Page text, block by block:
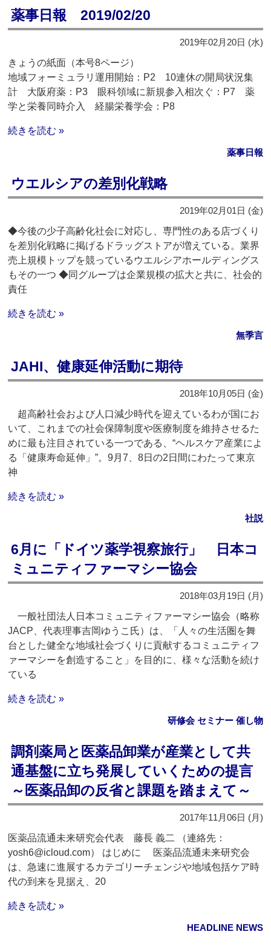
薬事日報 2019/02/20
2019年02月20日 (水)
きょうの紙面（本号8ページ）
地域フォーミュラリ運用開始：P2 10連休の開局状況集
計 大阪府薬：P3 眼科領域に新規参入相次ぐ：P7 薬
学と栄養同時介入 経腸栄養学会：P8
続きを読む »
薬事日報
ウエルシアの差別化戦略
2019年02月01日 (金)
◆今後の少子高齢化社会に対応し、専門性のある店づくり
を差別化戦略に掲げるドラッグストアが増えている。業界
売上規模トップを競っているウエルシアホールディングス
もその一つ ◆同グループは企業規模の拡大と共に、社会的
責任
続きを読む »
無季言
JAHI、健康延伸活動に期待
2018年10月05日 (金)
超高齢社会および人口減少時代を迎えているわが国にお
いて、これまでの社会保障制度や医療制度を維持させるた
めに最も注目されている一つである、“ヘルスケア産業によ
る「健康寿命延伸」”。9月7、8日の2日間にわたって東京
神
続きを読む »
社説
6月に「ドイツ薬学視察旅行」 日本コ
ミュニティファーマシー協会
2018年03月19日 (月)
一般社団法人日本コミュニティファーマシー協会（略称
JACP、代表理事吉岡ゆうこ氏）は、「人々の生活圏を舞
台とした健全な地域社会づくりに貢献するコミュニティフ
ァーマシーを創造すること」を目的に、様々な活動を続け
ている
続きを読む »
研修会 セミナー 催し物
調剤薬局と医薬品卸業が産業として共
通基盤に立ち発展していくための提言
～医薬品卸の反省と課題を踏まえて～
2017年11月06日 (月)
医薬品流通未来研究会代表 藤長 義二 （連絡先：
yosh6@icloud.com） はじめに 医薬品流通未来研究会
は、急速に進展するカテゴリーチェンジや地域包括ケア時
代の到来を見据え、20
続きを読む »
HEADLINE NEWS